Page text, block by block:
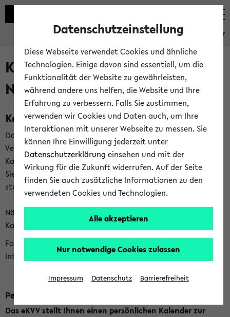
eKVV
Kalenderintegration und
Newsfeeds
Kalenderintegration
Das eKVV bietet Ihnen die Möglichkeit,
Veranstaltungstermine in eine Vielzahl von
Kalenderanwendungen einzubinden. Auf diese Weise können
Sie einen gemeinsamen Überblick über Ihre privaten und
studienbezogenen Termine erhalten.
Näheres zu Vorteilen und Funktionsweise der
Kalenderintegration können Sie auf unserer
Folgende Kalender bietet Ihnen das eKVV derzeit zur
Integration an:
Persönlicher Kalender
Das eKVV stellt Ihnen einen persönlichen Kalender zur
Datenschutzeinstellung
Diese Webseite verwendet Cookies und ähnliche
Technologien. Einige davon sind essentiell, um die
Funktionalität der Website zu gewährleisten,
während andere uns helfen, die Website und Ihre
Erfahrung zu verbessern. Falls Sie zustimmen,
verwenden wir Cookies und Daten auch, um Ihre
Interaktionen mit unserer Webseite zu messen. Sie
können Ihre Einwilligung jederzeit unter
Datenschutzerklärung einsehen und mit der
Wirkung für die Zukunft widerrufen. Auf der Seite
finden Sie auch zusätzliche Informationen zu den
verwendeten Cookies und Technologien.
Alle akzeptieren
Nur notwendige Cookies zulassen
Impressum Datenschutz Barrierefreiheit